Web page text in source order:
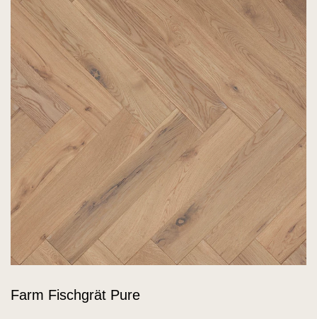
Farm Fischgrät Pure